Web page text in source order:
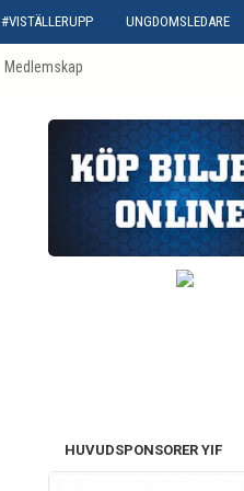
#VISTÄLLERUPP UNGDOMSLEDARE
Medlemskap
HUVUDSPONSORER YIF